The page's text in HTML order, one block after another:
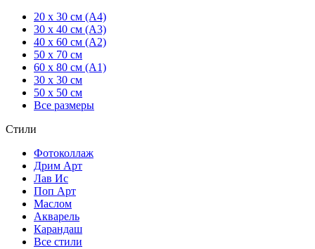
20 x 30 см (А4)
30 x 40 см (А3)
40 x 60 см (А2)
50 x 70 см
60 x 80 см (А1)
30 x 30 см
50 x 50 см
Все размеры
Стили
Фотоколлаж
Дрим Арт
Лав Ис
Поп Арт
Маслом
Акварель
Карандаш
Все стили